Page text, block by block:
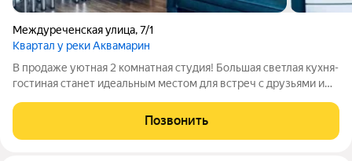
Междуреченская улица,7/1
Квартал у реки Аквамарин
В продаже уютная 2 комнатная студия! Большая светлая кухня-
гостиная станет идеальным местом для встреч с друзьями и
позволяет удобно разделить пространство на спальню,
кухонную и зону отдыха. В подарок
Позвонить